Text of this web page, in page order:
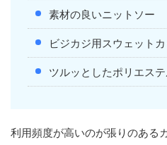
素材の良いニットソー
ビジカジ用スウェット
ツルッとしたポリエス
利用頻度が高いのが張りのある